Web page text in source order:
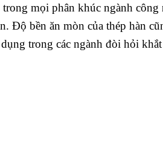
mọi phân khúc ngành
Độ bền ăn mòn của thép hàn
trong các ngành đòi hỏi